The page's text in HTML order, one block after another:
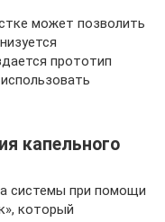
может позволить
прототип
капельного
системы при помощи
который